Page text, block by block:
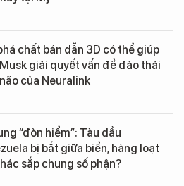
chất bán dẫn 3D có thể giúp
giải quyết vấn đề đào thải
của Neuralink
“đòn hiểm”: Tàu dầu
bị bắt giữa biển, hàng loạt
sắp chung số phận?